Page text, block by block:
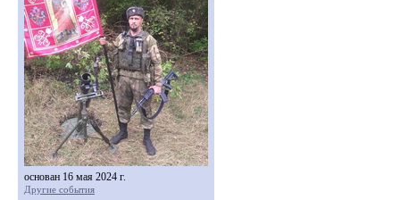
основан 16 мая 2024 г.
Другие события